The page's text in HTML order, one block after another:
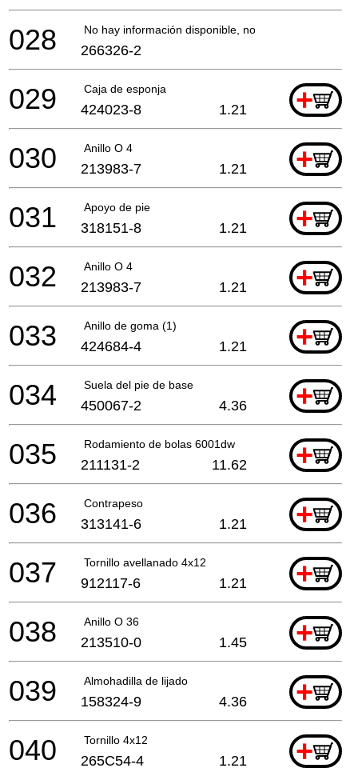
No hay información disponible, no se puede pedir
028 266326-2
Caja de esponja +
029 424023-8 1.21
Anillo O 4 +
030 213983-7 1.21
Apoyo de pie +
031 318151-8 1.21
Anillo O 4 +
032 213983-7 1.21
Anillo de goma (1) +
033 424684-4 1.21
Suela del pie de base +
034 450067-2 4.36
Rodamiento de bolas 6001dw +
035 211131-2 11.62
Contrapeso +
036 313141-6 1.21
Tornillo avellanado 4x12 +
037 912117-6 1.21
Anillo O 36 +
038 213510-0 1.45
Almohadilla de lijado +
039 158324-9 4.36
Tornillo 4x12 +
040 265C54-4 1.21